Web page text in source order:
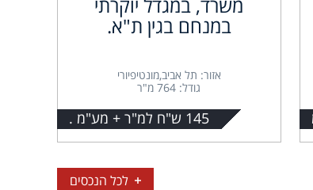
משרד, במגדל יוקרתי
במנחם בגין ת"א.
אזור: תל אביב,מונטיפיורי
גודל: 764 מ"ר
145 ש"ח למ"ר + מע"מ .
לכל הנכסים